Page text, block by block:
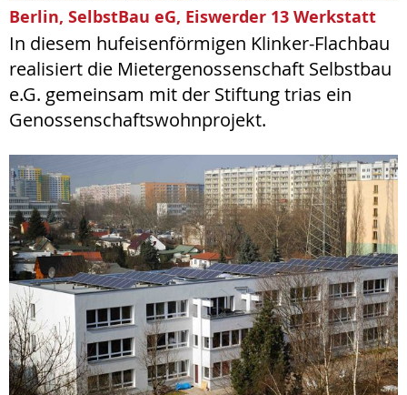
Berlin, SelbstBau eG, Eiswerder 13 Werkstatt
In diesem hufeisenförmigen Klinker-Flachbau
realisiert die Mietergenossenschaft Selbstbau
e.G. gemeinsam mit der Stiftung trias ein
Genossenschaftswohnprojekt.